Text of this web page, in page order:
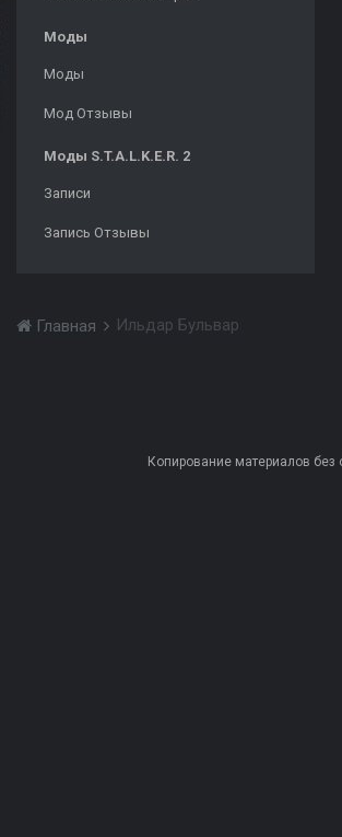
Моды
Моды
Мод Отзывы
Моды S.T.A.L.K.E.R. 2
Записи
Запись Отзывы
Главная Ильдар Бульвар
Копирование материалов без